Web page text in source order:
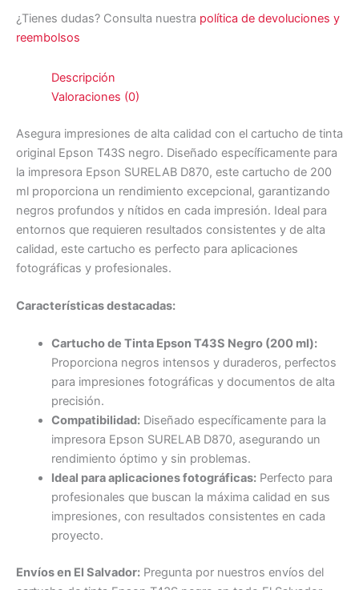
¿Tienes dudas? Consulta nuestra política de devoluciones y
reembolsos
Descripción
Valoraciones (0)
Asegura impresiones de alta calidad con el cartucho de tinta
original Epson T43S negro. Diseñado específicamente para
la impresora Epson SURELAB D870, este cartucho de 200
ml proporciona un rendimiento excepcional, garantizando
negros profundos y nítidos en cada impresión. Ideal para
entornos que requieren resultados consistentes y de alta
calidad, este cartucho es perfecto para aplicaciones
fotográficas y profesionales.
Características destacadas:
Cartucho de Tinta Epson T43S Negro (200 ml):
Proporciona negros intensos y duraderos, perfectos
para impresiones fotográficas y documentos de alta
precisión.
Compatibilidad:Diseñado específicamente para la
impresora Epson SURELAB D870, asegurando un
rendimiento óptimo y sin problemas.
Ideal para aplicaciones fotográficas:Perfecto para
profesionales que buscan la máxima calidad en sus
impresiones, con resultados consistentes en cada
proyecto.
Envíos en El Salvador: Pregunta por nuestros envíos del